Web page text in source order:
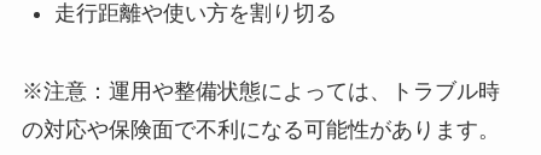
走行距離や使い方を割り切る
※注意：運用や整備状態によっては、トラブル時
の対応や保険面で不利になる可能性があります。